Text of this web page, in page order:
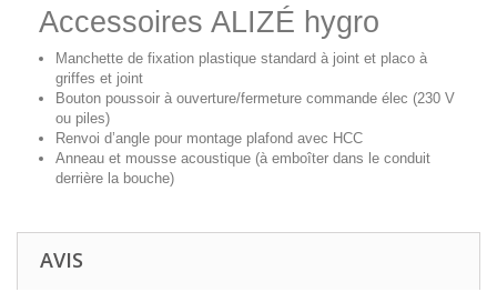
Accessoires ALIZÉ hygro
Manchette de fixation plastique standard à joint et placo à
griffes et joint
Bouton poussoir à ouverture/fermeture commande élec (230 V
ou piles)
Renvoi d’angle pour montage plafond avec HCC
Anneau et mousse acoustique (à emboîter dans le conduit
derrière la bouche)
AVIS